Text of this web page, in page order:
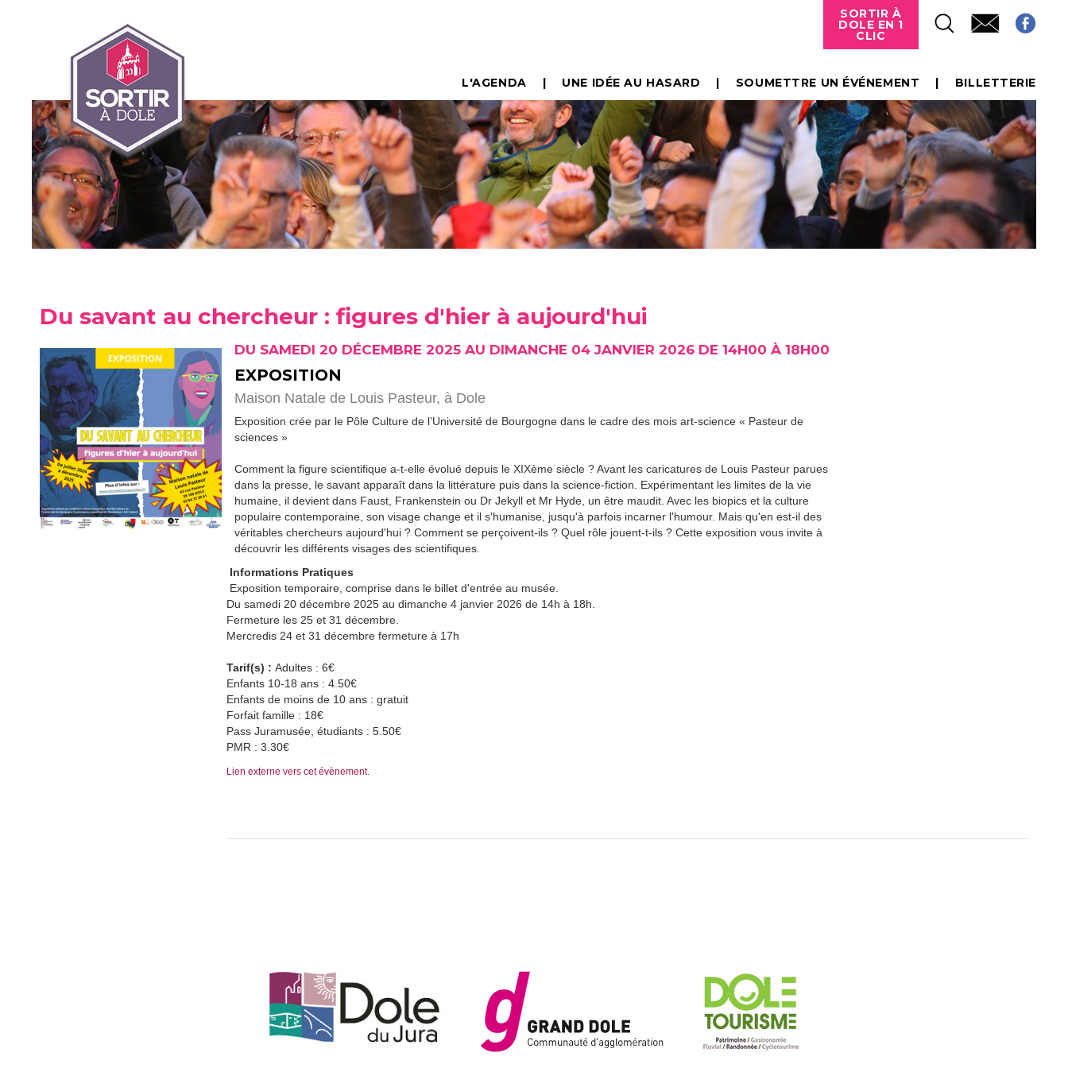
SORTIR À
DOLE EN 1
CLIC
L'AGENDA UNE IDÉE AU HASARD SOUMETTRE UN ÉVÉNEMENT BILLETTERIE
Du savant au chercheur : figures d'hier à aujourd'hui
DU SAMEDI 20 DÉCEMBRE 2025 AU DIMANCHE 04 JANVIER 2026 DE 14H00 À 18H00
EXPOSITION
Maison Natale de Louis Pasteur, à Dole
Exposition crée par le Pôle Culture de l’Université de Bourgogne dans le cadre des mois art-science « Pasteur de
sciences »
Comment la figure scientifique a-t-elle évolué depuis le XIXème siècle ? Avant les caricatures de Louis Pasteur parues
dans la presse, le savant apparaît dans la littérature puis dans la science-fiction. Expérimentant les limites de la vie
humaine, il devient dans Faust, Frankenstein ou Dr Jekyll et Mr Hyde, un être maudit. Avec les biopics et la culture
populaire contemporaine, son visage change et il s'humanise, jusqu'à parfois incarner l'humour. Mais qu'en est-il des
véritables chercheurs aujourd'hui ? Comment se perçoivent-ils ? Quel rôle jouent-t-ils ? Cette exposition vous invite à
découvrir les différents visages des scientifiques.
Informations Pratiques
Exposition temporaire, comprise dans le billet d'entrée au musée.
Du samedi 20 décembre 2025 au dimanche 4 janvier 2026 de 14h à 18h.
Fermeture les 25 et 31 décembre.
Mercredis 24 et 31 décembre fermeture à 17h
Tarif(s) : Adultes : 6€
Enfants 10-18 ans : 4.50€
Enfants de moins de 10 ans : gratuit
Forfait famille : 18€
Pass Juramusée, étudiants : 5.50€
PMR : 3.30€
Lien externe vers cet évènement.